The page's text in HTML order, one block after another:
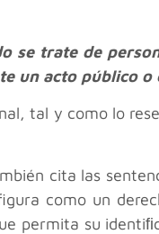
se trate de
un acto público
tal y como lo
cita las
como un
permita su